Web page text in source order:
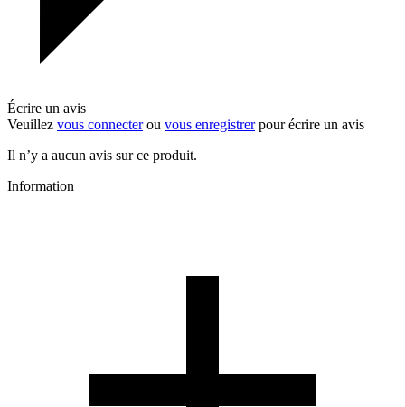
Écrire un avis
Veuillez vous connecterou vous enregistrerpour écrire un avis
Il n’y a aucun avis sur ce produit.
Information